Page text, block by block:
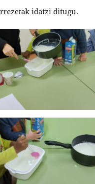
idatzi ditugu.